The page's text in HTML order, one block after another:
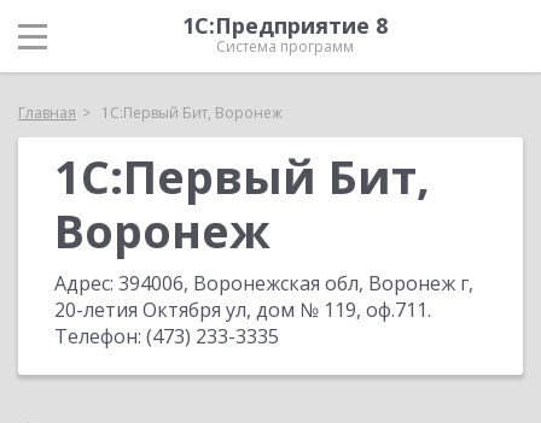
1С:Предприятие 8
Система программ
Главная 1С:Первый Бит, Воронеж
1С:Первый Бит,
Воронеж
Адрес: 394006, Воронежская обл, Воронеж г,
20-летия Октября ул, дом № 119, оф.711.
Телефон: (473) 233-3335